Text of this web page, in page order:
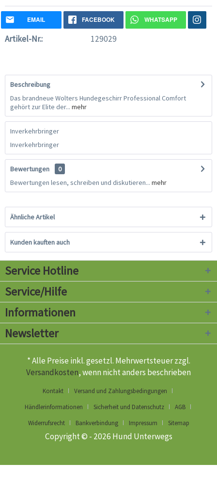
EMAIL FACEBOOK WHATSAPP
Artikel-Nr.: 129029
Beschreibung
Das brandneue Wolters Hundegeschirr Professional Comfort
gehört zur Elite der... mehr
Inverkehrbringer
Inverkehrbringer
Bewertungen
0
Bewertungen lesen, schreiben und diskutieren... mehr
Ähnliche Artikel
Kunden kauften auch
Service Hotline
Service/Hilfe
Informationen
Newsletter
* Alle Preise inkl. gesetzl. Mehrwertsteuer zzgl.
Versandkosten, wenn nicht anders beschrieben
Kontakt
Versand und Zahlungsbedingungen
Händlerinformationen
Sicherheit und Datenschutz
AGB
Widerrufsrecht
Bankverbindung Impressum Sitemap
Copyright © - 2026 Hund Unterwegs